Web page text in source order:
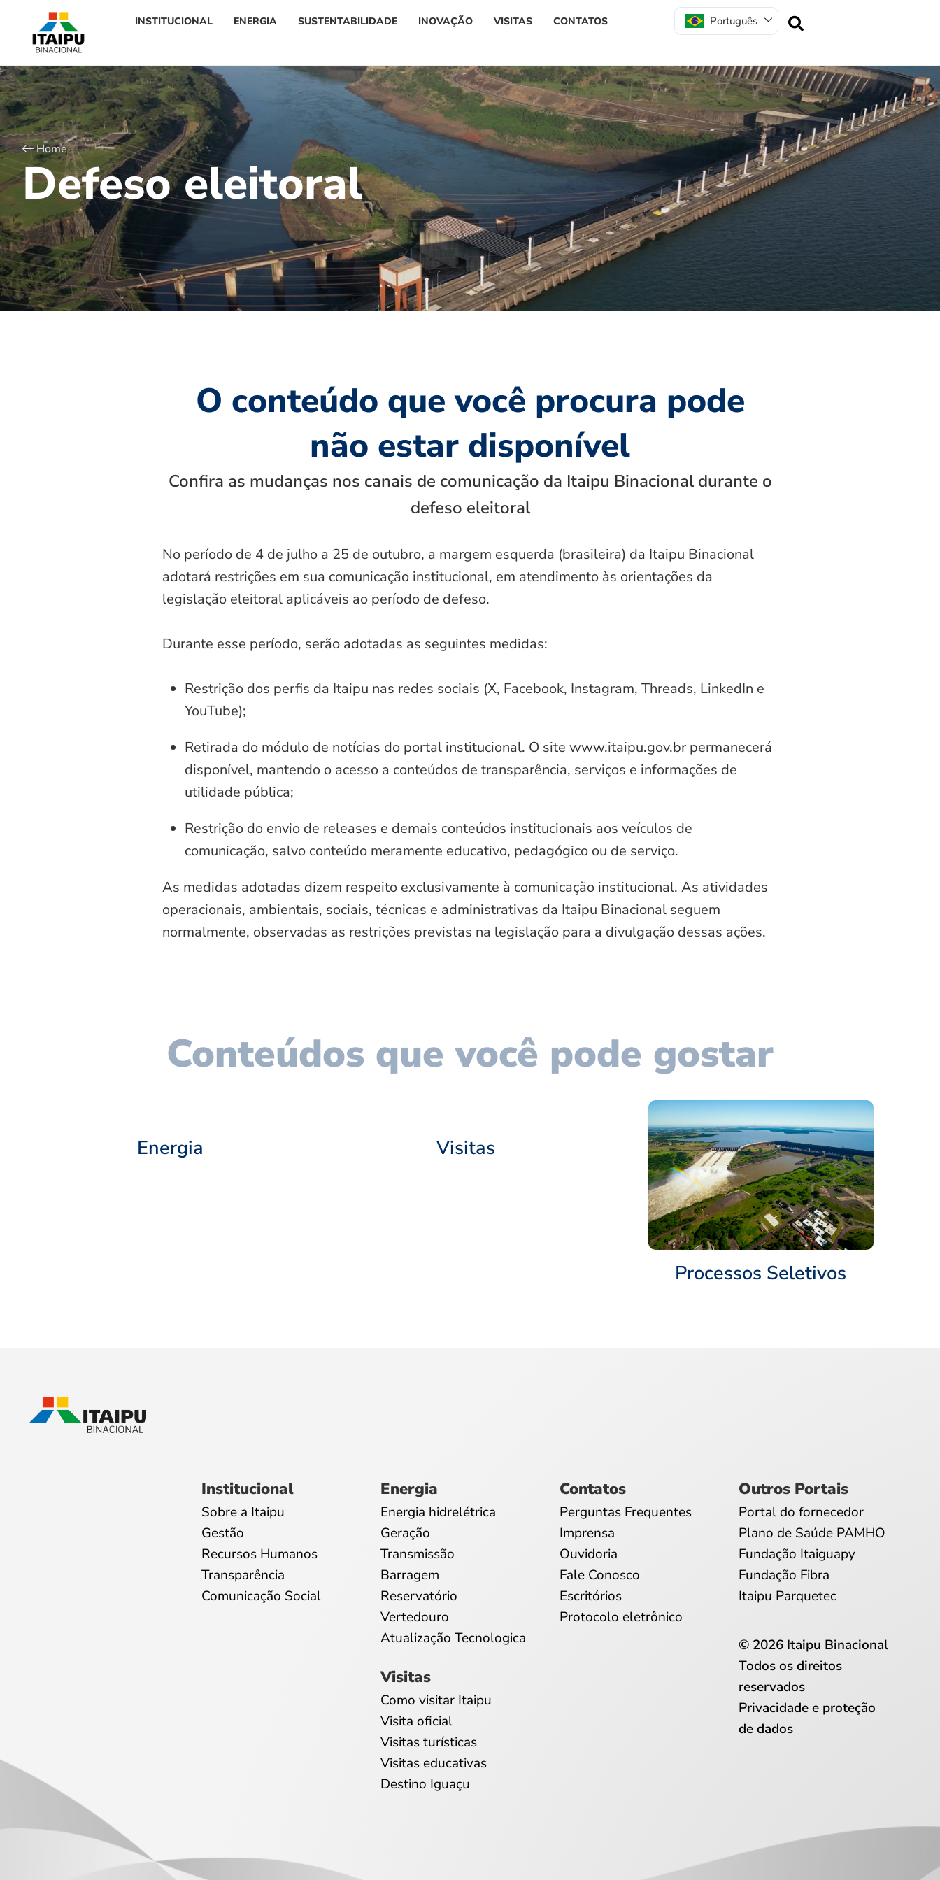
INSTITUCIONAL ENERGIA SUSTENTABILIDADE INOVAÇÃO VISITAS CONTATOS Português
Home
Defeso eleitoral
O conteúdo que você procura pode
não estar disponível
Confira as mudanças nos canais de comunicação da Itaipu Binacional durante o
defeso eleitoral
No período de 4 de julho a 25 de outubro, a margem esquerda (brasileira) da Itaipu Binacional
adotará restrições em sua comunicação institucional, em atendimento às orientações da
legislação eleitoral aplicáveis ao período de defeso.
Durante esse período, serão adotadas as seguintes medidas:
Restrição dos perfis da Itaipu nas redes sociais (X, Facebook, Instagram, Threads, LinkedIn e
YouTube);
Retirada do módulo de notícias do portal institucional. O site www.itaipu.gov.br permanecerá
disponível, mantendo o acesso a conteúdos de transparência, serviços e informações de
utilidade pública;
Restrição do envio de releases e demais conteúdos institucionais aos veículos de
comunicação, salvo conteúdo meramente educativo, pedagógico ou de serviço.
As medidas adotadas dizem respeito exclusivamente à comunicação institucional. As atividades
operacionais, ambientais, sociais, técnicas e administrativas da Itaipu Binacional seguem
normalmente, observadas as restrições previstas na legislação para a divulgação dessas ações.
Conteúdos que você pode gostar
Energia Visitas
Processos Seletivos
Institucional
Sobre a Itaipu
Gestão
Recursos Humanos
Transparência
Comunicação Social
Energia
Energia hidrelétrica
Geração
Transmissão
Barragem
Reservatório
Vertedouro
Atualização Tecnologica
Visitas
Como visitar Itaipu
Visita oficial
Visitas turísticas
Visitas educativas
Destino Iguaçu
Contatos
Perguntas Frequentes
Imprensa
Ouvidoria
Fale Conosco
Escritórios
Protocolo eletrônico
Outros Portais
Portal do fornecedor
Plano de Saúde PAMHO
Fundação Itaiguapy
Fundação Fibra
Itaipu Parquetec
© 2026 Itaipu Binacional
Todos os direitos
reservados
Privacidade e proteção
de dados